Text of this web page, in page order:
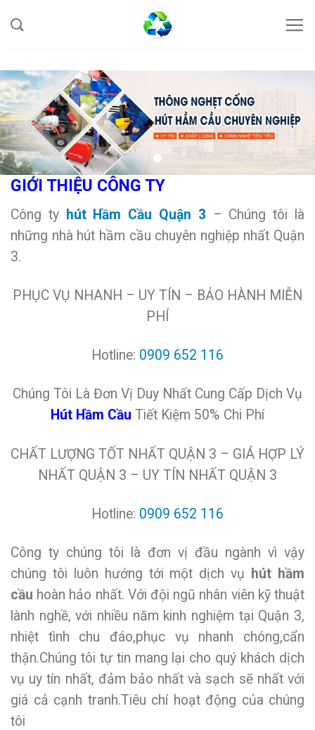
to
GIỚI THIỆU CÔNG TY
Công ty hút Hầm Cầu Quận 3 – Chúng tôi là
những nhà hút hầm cầu chuyên nghiệp nhất Quận
3.
PHỤC VỤ NHANH – UY TÍN – BẢO HÀNH MIỄN
PHÍ
Hotline: 0909 652 116
Chúng Tôi Là Đơn Vị Duy Nhất Cung Cấp Dịch Vụ
Hút Hầm Cầu Tiết Kiệm 50% Chi Phí
CHẤT LƯỢNG TỐT NHẤT QUẬN 3 – GIÁ HỢP LÝ
NHẤT QUẬN 3 – UY TÍN NHẤT QUẬN 3
Hotline: 0909 652 116
Công ty chúng tôi là đơn vị đầu ngành vì vậy
chúng tôi luôn hướng tới một dịch vụ hút hầm
cầu hoàn hảo nhất. Với đội ngũ nhân viên kỹ thuật
lành nghề, với nhiều năm kinh nghiệm tại Quận 3,
nhiệt tình chu đáo,phục vụ nhanh chóng,cẩn
thận.Chúng tôi tự tin mang lại cho quý khách dịch
vụ uy tín nhất, đảm bảo nhất và sạch sẽ nhất với
giá cả cạnh tranh.Tiêu chí hoạt động của chúng
tôi